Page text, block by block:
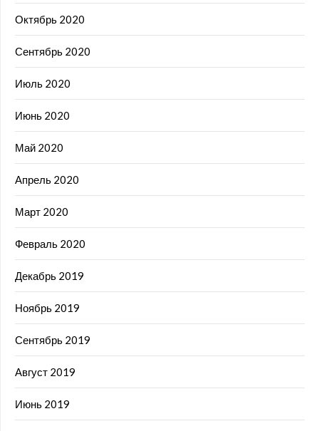
Октябрь 2020
Сентябрь 2020
Июль 2020
Июнь 2020
Май 2020
Апрель 2020
Март 2020
Февраль 2020
Декабрь 2019
Ноябрь 2019
Сентябрь 2019
Август 2019
Июнь 2019